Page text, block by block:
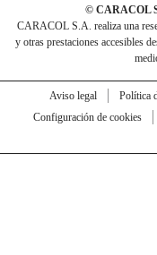
© CARACOL
CARACOL S.A. realiza una
y otras prestaciones accesibles
Aviso legal Política
Configuración de cookies